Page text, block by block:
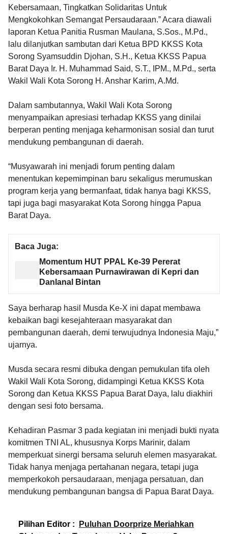
Kebersamaan, Tingkatkan Solidaritas Untuk
Mengkokohkan Semangat Persaudaraan.” Acara diawali
laporan Ketua Panitia Rusman Maulana, S.Sos., M.Pd.,
lalu dilanjutkan sambutan dari Ketua BPD KKSS Kota
Sorong Syamsuddin Djohan, S.H., Ketua KKSS Papua
Barat Daya Ir. H. Muhammad Said, S.T., IPM., M.Pd., serta
Wakil Wali Kota Sorong H. Anshar Karim, A.Md.
Dalam sambutannya, Wakil Wali Kota Sorong
menyampaikan apresiasi terhadap KKSS yang dinilai
berperan penting menjaga keharmonisan sosial dan turut
mendukung pembangunan di daerah.
“Musyawarah ini menjadi forum penting dalam
menentukan kepemimpinan baru sekaligus merumuskan
program kerja yang bermanfaat, tidak hanya bagi KKSS,
tapi juga bagi masyarakat Kota Sorong hingga Papua
Barat Daya.
Baca Juga:
Momentum HUT PPAL Ke-39 Pererat
Kebersamaan Purnawirawan di Kepri dan
Danlanal Bintan
Saya berharap hasil Musda Ke-X ini dapat membawa
kebaikan bagi kesejahteraan masyarakat dan
pembangunan daerah, demi terwujudnya Indonesia Maju,”
ujarnya.
Musda secara resmi dibuka dengan pemukulan tifa oleh
Wakil Wali Kota Sorong, didampingi Ketua KKSS Kota
Sorong dan Ketua KKSS Papua Barat Daya, lalu diakhiri
dengan sesi foto bersama.
Kehadiran Pasmar 3 pada kegiatan ini menjadi bukti nyata
komitmen TNI AL, khususnya Korps Marinir, dalam
memperkuat sinergi bersama seluruh elemen masyarakat.
Tidak hanya menjaga pertahanan negara, tetapi juga
memperkokoh persaudaraan, menjaga persatuan, dan
mendukung pembangunan bangsa di Papua Barat Daya.
Pilihan Editor :
Puluhan Doorprize Meriahkan